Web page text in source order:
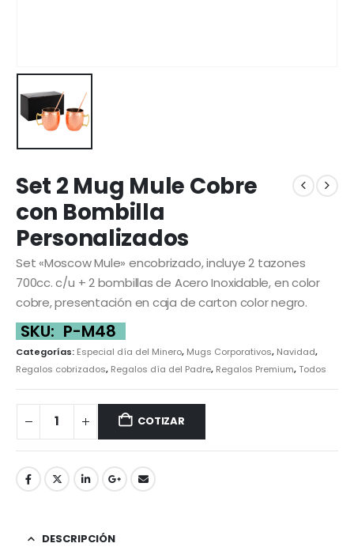
Set 2 Mug Mule Cobre
con Bombilla
Personalizados
Set «Moscow Mule» encobrizado, incluye 2 tazones
700cc. c/u + 2 bombillas de Acero Inoxidable, en color
cobre, presentación en caja de carton color negro.
SKU: P-M48
Categorías: Especial día del Minero, Mugs Corporativos, Navidad,
Regalos cobrizados, Regalos día del Padre, Regalos Premium,Todos
COTIZAR
DESCRIPCIÓN